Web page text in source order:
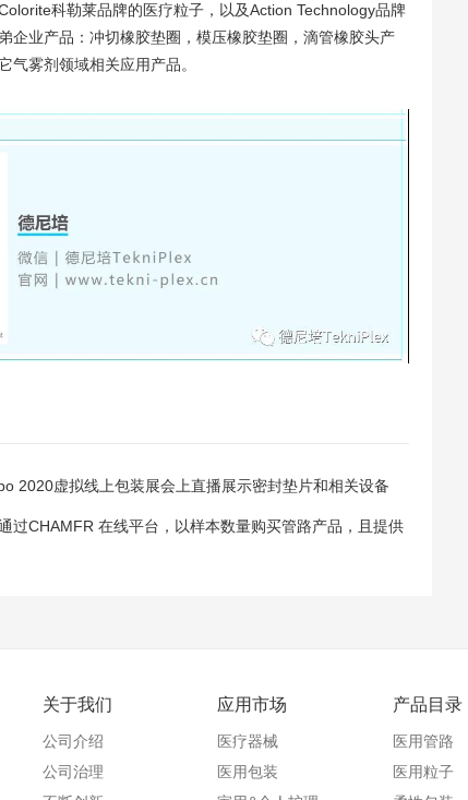
科勒莱品牌的医疗粒子，以及Action Technology品牌
企业产品：冲切橡胶垫圈，模压橡胶垫圈，滴管橡胶头产
气雾剂领域相关应用产品。
2020虚拟线上包装展会上直播展示密封垫片和相关设备
过CHAMFR 在线平台，以样本数量购买管路产品，且提供
关于我们
公司介绍
公司治理
应用市场
医疗器械
医用包装
产品目录
医用管路
医用粒子